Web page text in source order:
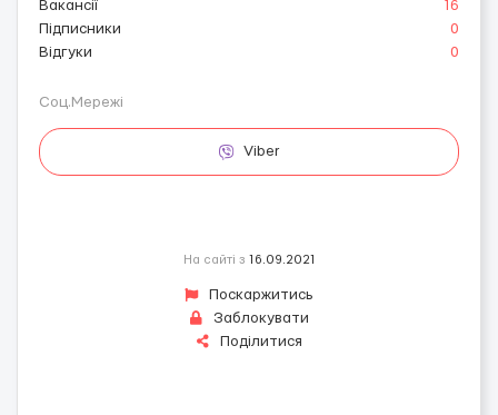
Вакансії
16
Підписники
0
Відгуки
0
Соц.Мережі
Viber
На сайті з 16.09.2021
Поскаржитись
Заблокувати
Поділитися